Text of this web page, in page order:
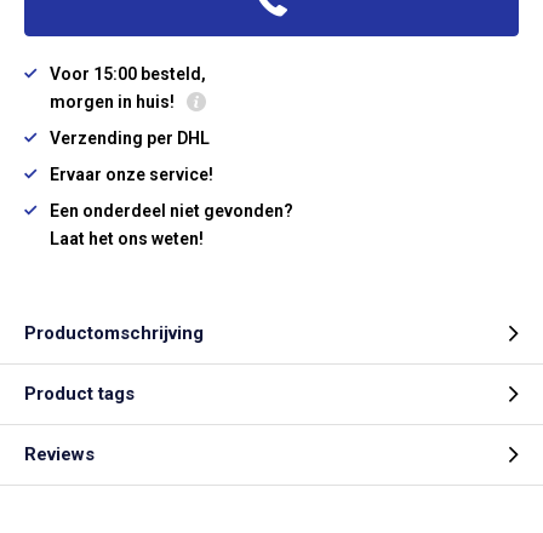
Voor 15:00 besteld,
morgen in huis!
Verzending per DHL
Ervaar onze service!
Een onderdeel niet gevonden?
Laat het ons weten!
Productomschrijving
Product tags
Reviews